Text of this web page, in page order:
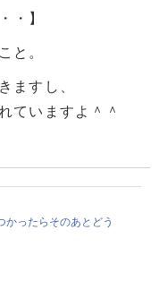
・】
と。
ますし、
ていますよ＾＾
かったらそのあとどう